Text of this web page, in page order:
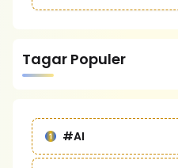
Tagar Populer
#AI